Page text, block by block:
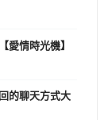
愛情時光機】
的聊天方式大